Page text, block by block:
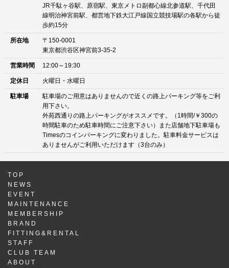
JR千駄ヶ谷駅、原宿駅、東京メトロ副都心線北参道駅、千代田
線明治神宮前駅、都営地下鉄大江戸線国立競技場駅の各駅から徒
歩約15分
所在地
〒150-0001
東京都渋谷区神宮前3-35-2
営業時間 12:00～19:30
定休日 火曜日・水曜日
駐車場
駐車場のご用意はありませんので近くの路上パーキング等をご利
用下さい。
外苑西通りの路上パーキングがオススメです。（1時間/￥300の
時間駐車のため駐車時間にご注意下さい）また店舗地下駐車場も
Timesのコインパーキングに変わりました。駐車料金サービスは
ありませんがご利用いただけます（3台のみ）
TOP
NEWS
EVENT
MAINTENANCE
MEMBERSHIP
BRAND
FITTING&RENTAL
STAFF
CLUB TEAM
ABOUT